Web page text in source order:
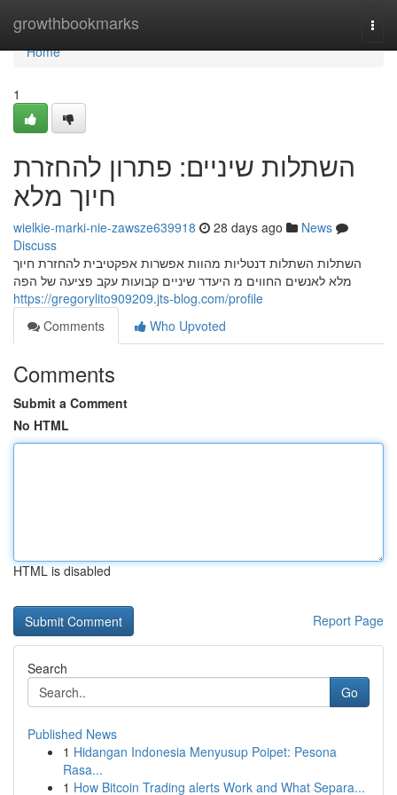
growthbookmarks
Home
Home
1
השתלות שיניים: פתרון להחזרת
חיוך מלא
wielkie-marki-nie-zawsze639918 28 days ago
News
Discuss
השתלות השתלות דנטליות מהוות אפשרות אפקטיבית להחזרת חיוך
מלא לאנשים החווים מ היעדר שיניים קבועות עקב פציעה של הפה
https://gregorylito909209.jts-blog.com/profile
Comments
Who Upvoted
Comments
Submit a Comment
No HTML
HTML is disabled
Report Page
Search
Go
Published News
1 Hidangan Indonesia Menyusup Poipet: Pesona
Rasa...
1 How Bitcoin Trading alerts Work and What Separa...